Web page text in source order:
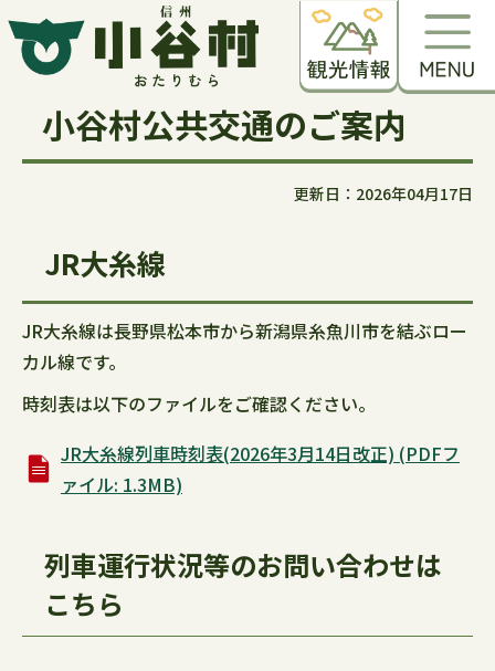
小谷村公共交通のご案内
更新日：2026年04月17日
JR大糸線
JR大糸線は長野県松本市から新潟県糸魚川市を結ぶロー
カル線です。
時刻表は以下のファイルをご確認ください。
JR大糸線列車時刻表(2026年3月14日改正) (PDFフ
ァイル: 1.3MB)
列車運行状況等のお問い合わせは
こちら